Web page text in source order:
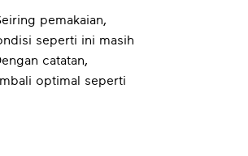
pemakaian,
seperti ini masih
catatan,
optimal seperti